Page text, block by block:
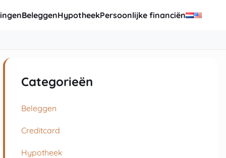
BeleggenHypotheekPersoonlijke financiën
Categorieën
Beleggen
Creditcard
Hypotheek